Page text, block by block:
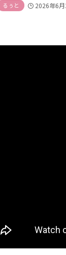
るぅと 2026年6